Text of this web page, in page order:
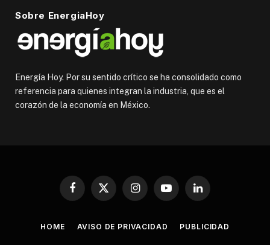
Sobre EnergiaHoy
Energía Hoy. Por su sentido crítico se ha consolidado como
referencia para quienes integran la industria, que es el
corazón de la economía en México.
Facebook
X
InstagramYouTubeLinkedIn
HOME AVISO DE PRIVACIDAD PUBLICIDAD